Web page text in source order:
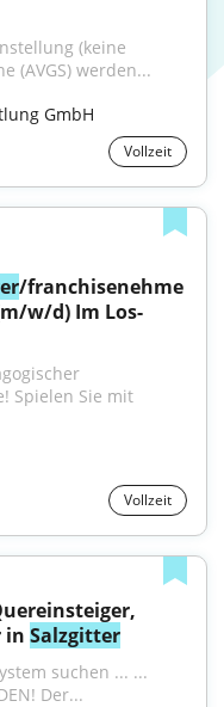
(keine
(AVGS) werden...
GmbH
Vollzeit
/franchisenehme
w/d) Im Los-
Spielen Sie mit
Vollzeit
in Salzgitter
suchen ... ...
Der...